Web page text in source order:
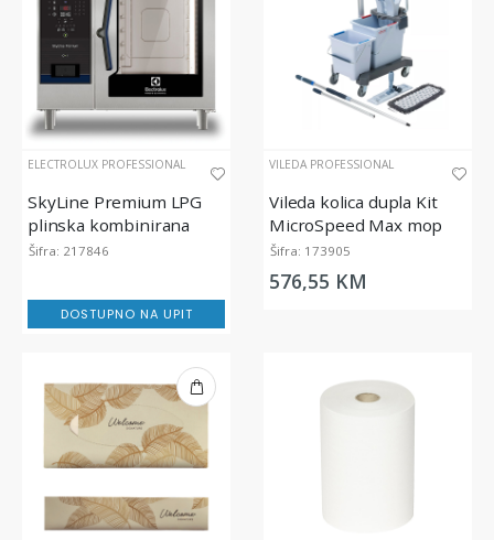
ELECTROLUX PROFESSIONAL
SkyLine Premium LPG
plinska kombinirana
pećnica 6GN 1/1
Šifra: 217846
DOSTUPNO NA UPIT
VILEDA PROFESSIONAL
Vileda kolica dupla Kit
MicroSpeed Max mop
Šifra: 173905
576,55 KM